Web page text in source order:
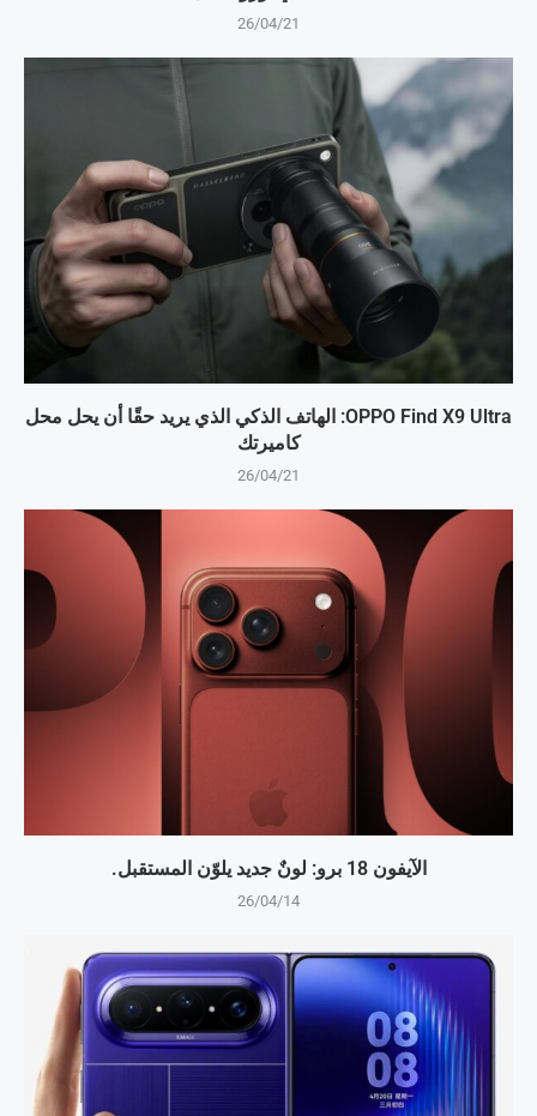
26/04/21
OPPO Find X9 Ultra: الهاتف الذكي الذي يريد حقًا أن يحل محل
كاميرتك
26/04/21
الآيفون 18 برو: لونٌ جديد يلوّن المستقبل.
26/04/14